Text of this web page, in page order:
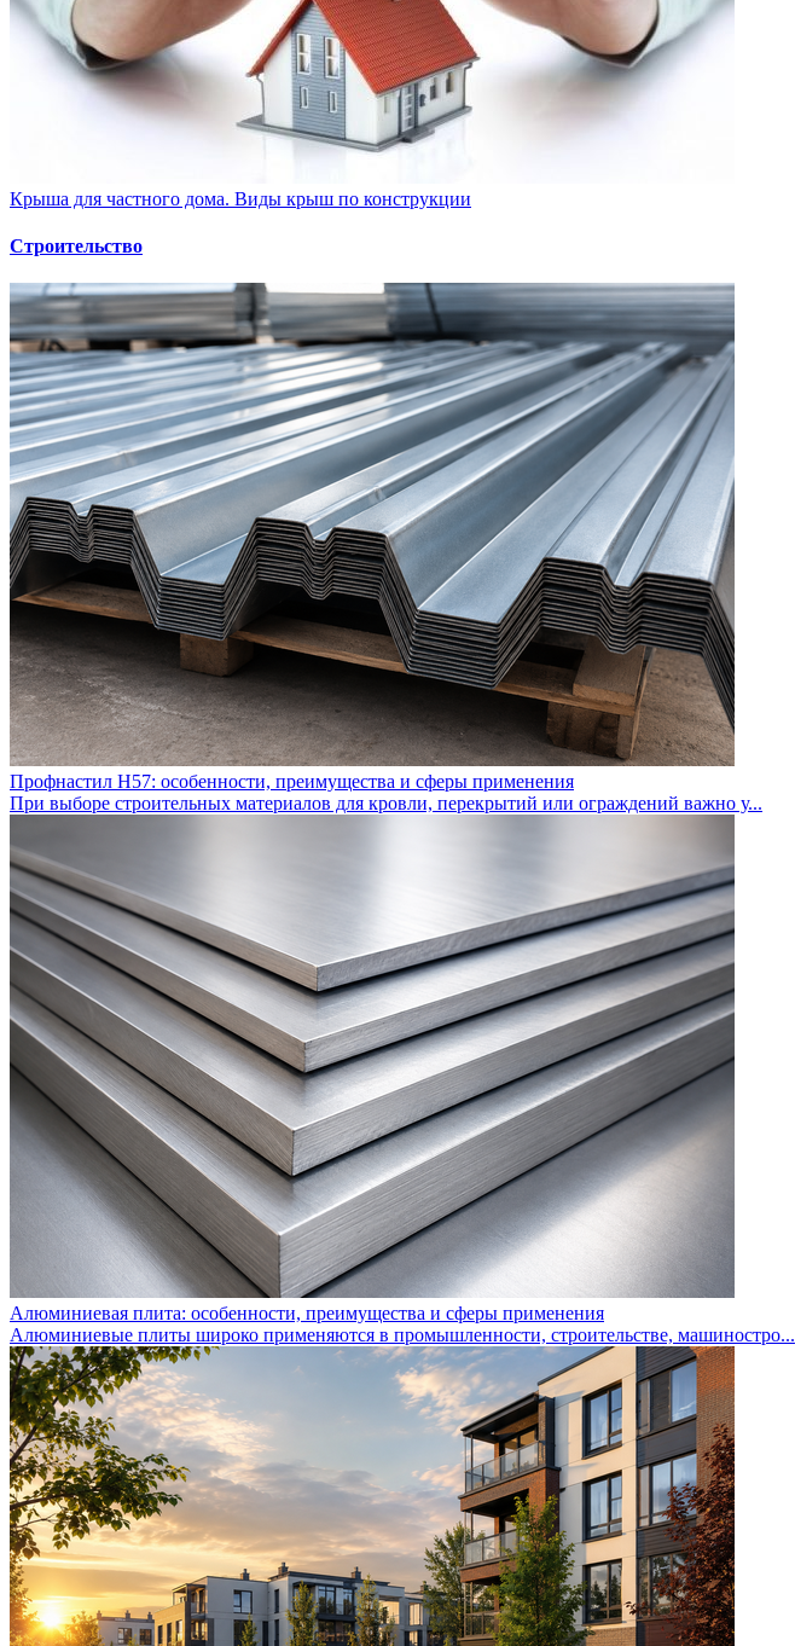
Крыша для частного дома. Виды крыш по конструкции
Строительство
Профнастил Н57: особенности, преимущества и сферы применения
При выборе строительных материалов для кровли, перекрытий или ограждений важно у...
Алюминиевая плита: особенности, преимущества и сферы применения
Алюминиевые плиты широко применяются в промышленности, строительстве, машиностро...